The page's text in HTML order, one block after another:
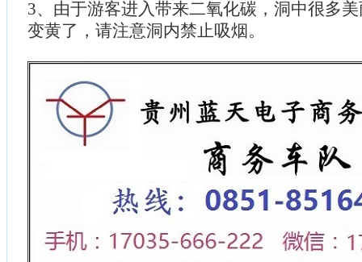
3、由于游客进入带来二氧化碳，洞中很多
变黄了，请注意洞内禁止吸烟。